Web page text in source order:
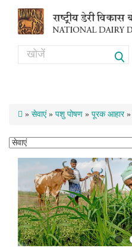
Search
» सेवाएं» पशु पोषण » पूरक आहार»